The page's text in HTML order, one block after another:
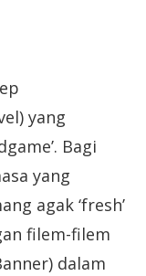
yang
Bagi
yang
agak ‘fresh’
filem-filem
dalam